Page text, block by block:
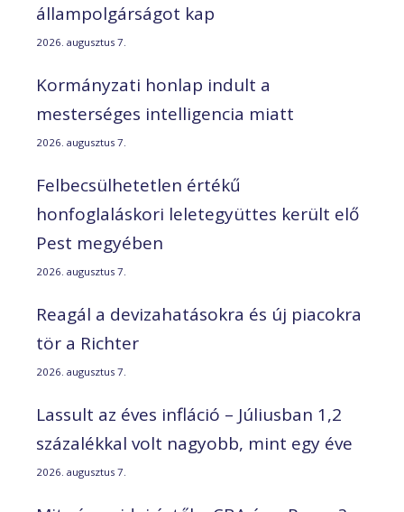
állampolgárságot kap
2026. augusztus 7.
Kormányzati honlap indult a
mesterséges intelligencia miatt
2026. augusztus 7.
Felbecsülhetetlen értékű
honfoglaláskori leletegyüttes került elő
Pest megyében
2026. augusztus 7.
Reagál a devizahatásokra és új piacokra
tör a Richter
2026. augusztus 7.
Lassult az éves infláció – Júliusban 1,2
százalékkal volt nagyobb, mint egy éve
2026. augusztus 7.